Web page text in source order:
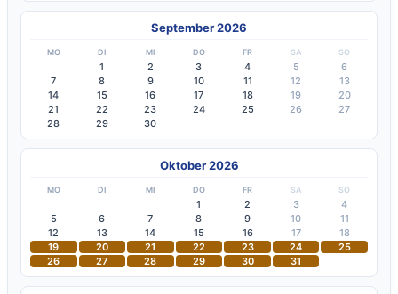
September 2026
MO DI MI DO FR SA SO
1 2 3 4 5
6
7
8 9 10 11 12
13
14
15 16 17 18 19
20
21
22 23 24 25 26
27
28
29 30
Oktober 2026
MO DI MI DO FR SA SO
1 2 3
4
5
6 7 8 9 10
11
12
13 14 15 16 17
18
19
20 21 22 23 24
25
26
27 28 29 30 31